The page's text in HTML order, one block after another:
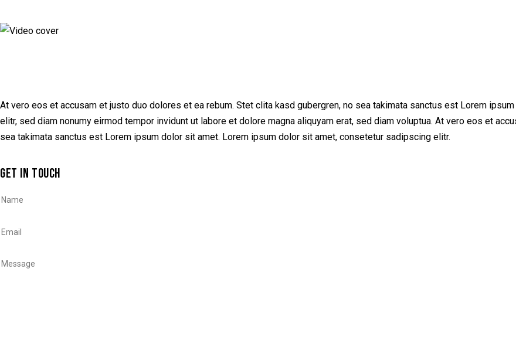
At vero eos et accusam et justo duo dolores et ea rebum. Stet clita kasd gubergren, no sea takimata sanctus est Lorem
elitr, sed diam nonumy eirmod tempor invidunt ut labore et dolore magna aliquyam erat, sed diam voluptua. At vero eos et
sea takimata sanctus est Lorem ipsum dolor sit amet. Lorem ipsum dolor sit amet, consetetur sadipscing elitr.
GET IN TOUCH